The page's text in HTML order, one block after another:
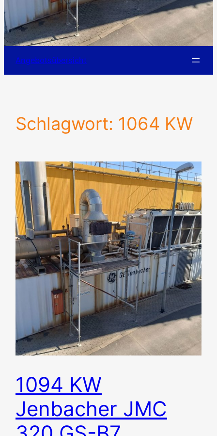
Angebotsübersicht
Schlagwort: 1064 KW
1094 KW
Jenbacher JMC